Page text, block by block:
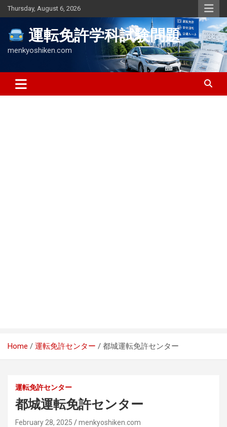
Skip
to
Thursday, August 6, 2026
運転免許学科試験問題
menkyoshiken.com
Home 運転免許センター 都城運転免許センター
運転免許センター
都城運転免許センター
February 28, 2025 menkyoshiken.com